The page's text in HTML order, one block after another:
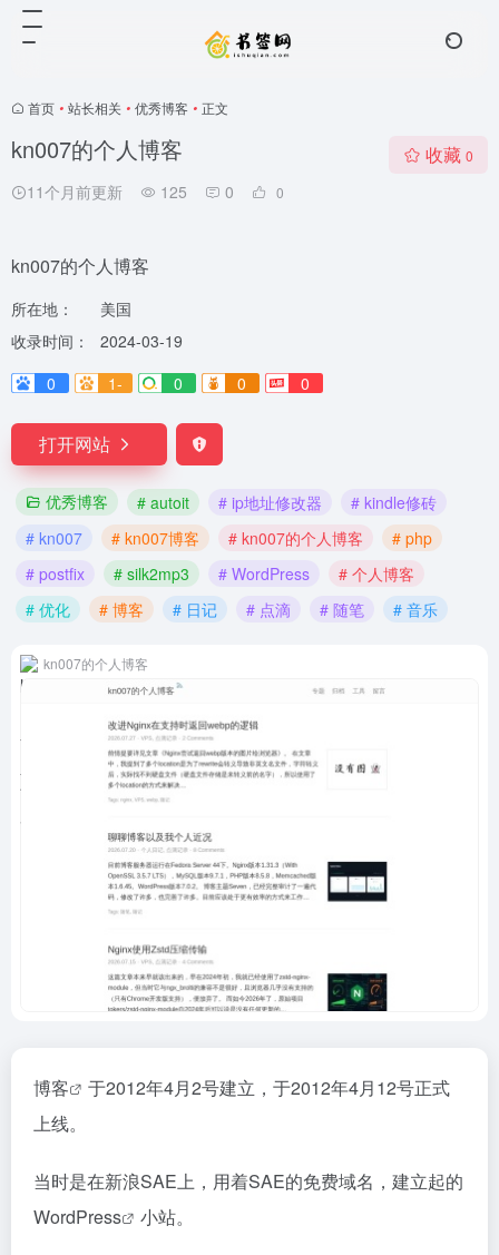
首页 • 站长相关 • 优秀博客 • 正文
kn007的个人博客
11个月前更新 125 0 0
收藏 0
kn007的个人博客
所在地：
美国
收录时间：
2024-03-19
0
1- 0 0 0
打开网站
优秀博客 # autoit # ip地址修改器
# kindle修砖
# kn007
# kn007博客 # kn007的个人博客
# php
# postfix
# silk2mp3 # WordPress
# 个人博客
# 优化
# 博客 # 日记 # 点滴 # 随笔 # 音乐
kn007的个人博客
博客
于2012年4月2号建立，于2012年4月12号正式
上线。
当时是在新浪SAE上，用着SAE的免费域名，建立起的
WordPress
小站。